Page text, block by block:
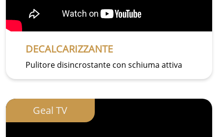
DECALCARIZZANTE
Pulitore disincrostante con schiuma attiva
Geal TV